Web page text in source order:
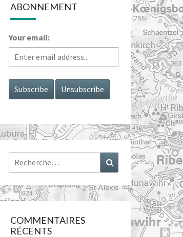
ABONNEMENT
Your email:
Rechercher : Recherche
COMMENTAIRES
RÉCENTS